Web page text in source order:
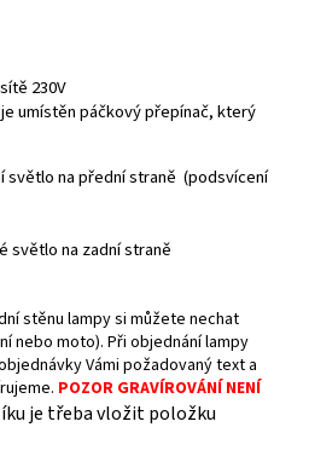
230V
umístěn páčkový přepínač, který
světlo na přední straně (podsvícení
světlo na zadní straně
stěnu lampy si můžete nechat
nebo moto). Při objednání lampy
Vámi požadovaný text a
POZOR GRAVÍROVÁNÍ NENÍ
je třeba vložit položku